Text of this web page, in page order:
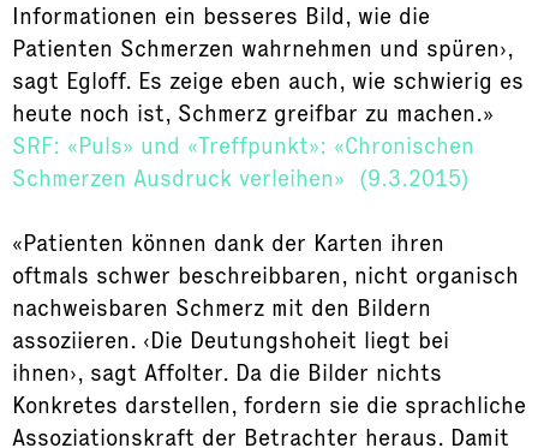
Informationen ein besseres Bild, wie die
Patienten Schmerzen wahrnehmen und spüren›,
sagt Egloff. Es zeige eben auch, wie schwierig es
heute noch ist, Schmerz greifbar zu machen.»
SRF: «Puls» und «Treffpunkt»: «Chronischen
Schmerzen Ausdruck verleihen» (9.3.2015)
«Patienten können dank der Karten ihren
oftmals schwer beschreibbaren, nicht organisch
nachweisbaren Schmerz mit den Bildern
assoziieren. ‹Die Deutungshoheit liegt bei
ihnen›, sagt Affolter. Da die Bilder nichts
Konkretes darstellen, fordern sie die sprachliche
Assoziationskraft der Betrachter heraus. Damit